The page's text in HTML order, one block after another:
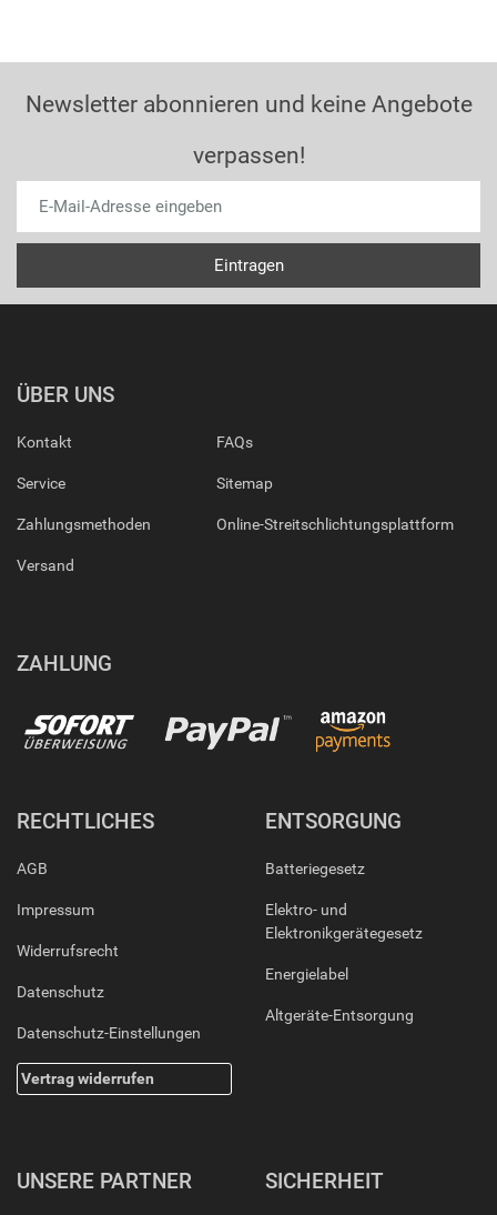
Newsletter abonnieren und keine Angebote
verpassen!
ÜBER UNS
Kontakt
Service
Zahlungsmethoden
Versand
FAQs
Sitemap
Online-Streitschlichtungsplattform
ZAHLUNG
RECHTLICHES
AGB
Impressum
Widerrufsrecht
Datenschutz
Datenschutz-Einstellungen
Vertrag widerrufen
ENTSORGUNG
Batteriegesetz
Elektro- und
Elektronikgerätegesetz
Energielabel
Altgeräte-Entsorgung
UNSERE PARTNER SICHERHEIT